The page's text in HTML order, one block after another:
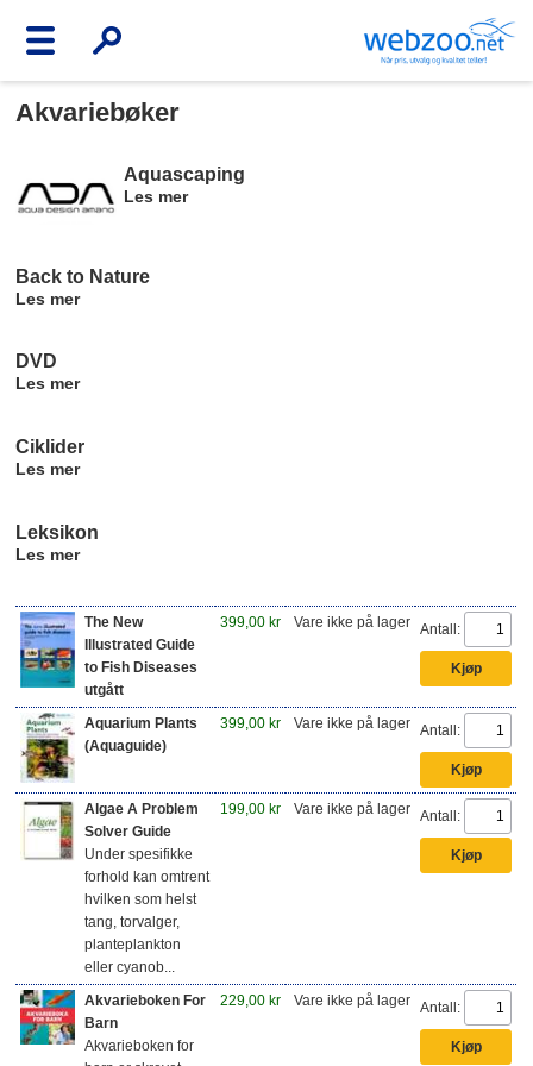
Akvariebøker
Aquascaping
Les mer
Back to Nature
Les mer
DVD
Les mer
Ciklider
Les mer
Leksikon
Les mer
The New
Illustrated Guide
to Fish Diseases
utgått
399,00 kr Vare ikke på lager Antall:
Aquarium Plants
(Aquaguide)
399,00 kr Vare ikke på lager Antall:
Algae A Problem
Solver Guide
Under spesifikke
forhold kan omtrent
hvilken som helst
tang, torvalger,
planteplankton
eller cyanob...
199,00 kr Vare ikke på lager Antall:
Akvarieboken For
Barn
Akvarieboken for
229,00 kr Vare ikke på lager Antall: